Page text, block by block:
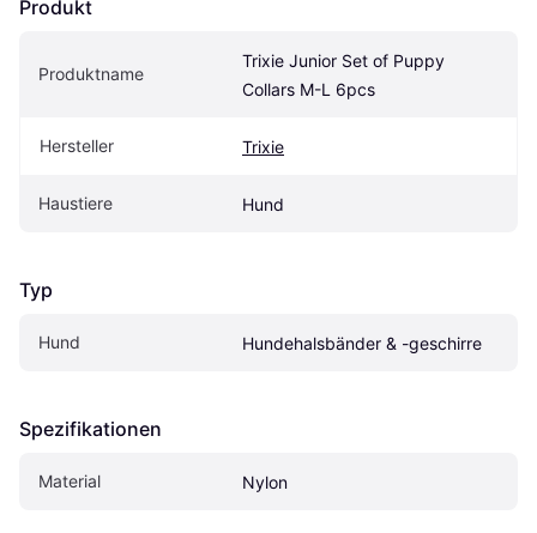
Produkt
Produktname
Trixie Junior Set of Puppy
Collars M-L 6pcs
Hersteller Trixie
Haustiere Hund
Typ
Hund Hundehalsbänder & -geschirre
Spezifikationen
Material Nylon